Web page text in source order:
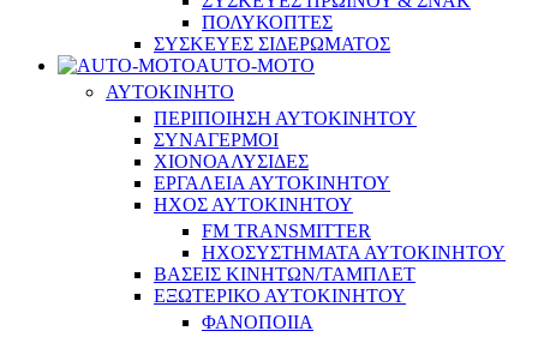
ΠΟΛΥΚΟΠΤΕΣ
ΣΥΣΚΕΥΕΣ ΣΙΔΕΡΩΜΑΤΟΣ
AUTO-MOTO
ΑΥΤΟΚΙΝΗΤΟ
ΠΕΡΙΠΟΙΗΣΗ ΑΥΤΟΚΙΝΗΤΟΥ
ΣΥΝΑΓΕΡΜΟΙ
ΧΙΟΝΟΑΛΥΣΙΔΕΣ
ΕΡΓΑΛΕΙΑ ΑΥΤΟΚΙΝΗΤΟΥ
ΗΧΟΣ ΑΥΤΟΚΙΝΗΤΟΥ
FM TRANSMITTER
ΗΧΟΣΥΣΤΗΜΑΤΑ ΑΥΤΟΚΙΝΗΤΟΥ
ΒΑΣΕΙΣ ΚΙΝΗΤΩΝ/ΤΑΜΠΛΕΤ
ΕΞΩΤΕΡΙΚΟ ΑΥΤΟΚΙΝΗΤΟΥ
ΦΑΝΟΠΟΙΙΑ